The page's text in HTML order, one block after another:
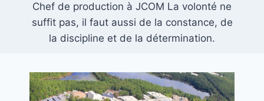
Chef de production à JCOM La volonté ne
suffit pas, il faut aussi de la constance, de
la discipline et de la détermination.